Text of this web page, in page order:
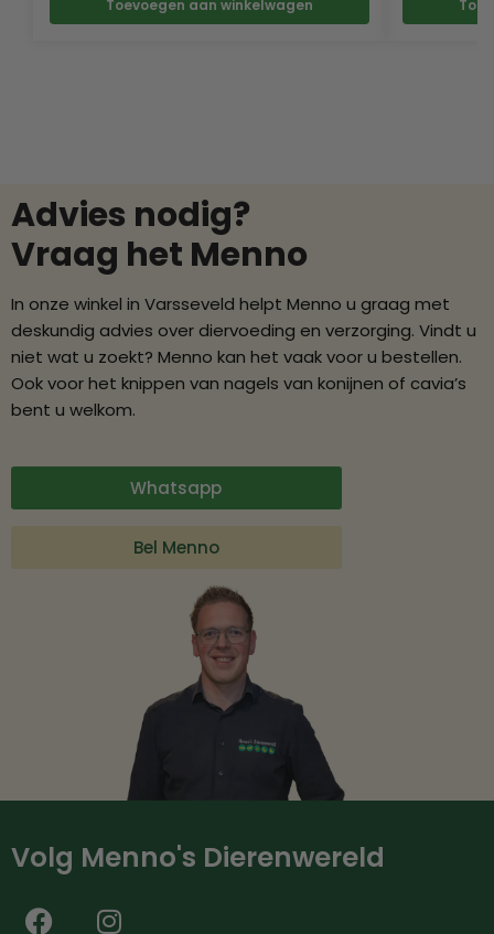
Toevoegen aan winkelwagen
Advies nodig?
Vraag het Menno
In onze winkel in Varsseveld helpt Menno u graag met
deskundig advies over diervoeding en verzorging. Vindt u
niet wat u zoekt? Menno kan het vaak voor u bestellen.
Ook voor het knippen van nagels van konijnen of cavia’s
bent u welkom.
Whatsapp
Bel Menno
Volg Menno's Dierenwereld